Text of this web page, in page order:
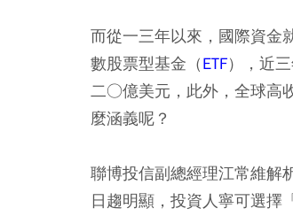
而從一三年以來，國際資金
數股票型基金（ETF），近
二○億美元，此外，全球高
麼涵義呢？
聯博投信副總經理江常維解
日趨明顯，投資人寧可選擇